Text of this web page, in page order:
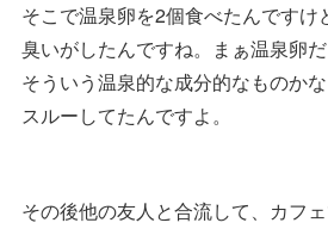
そこで温泉卵を2個食べたんですけ
臭いがしたんですね。まぁ温泉卵
そういう温泉的な成分的なものか
スルーしてたんですよ。
その後他の友人と合流して、カフ